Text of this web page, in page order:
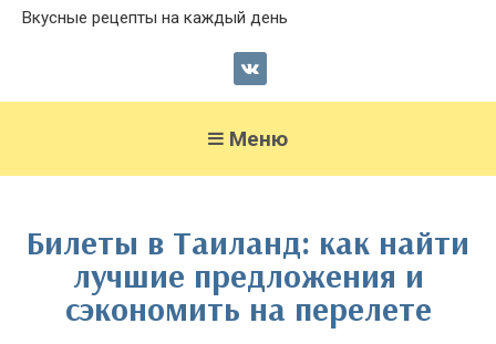
Вкусные рецепты на каждый день
Меню
Билеты в Таиланд: как найти
лучшие предложения и
сэкономить на перелете